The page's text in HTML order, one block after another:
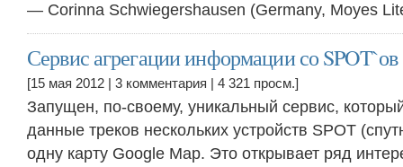
— Corinna Schwiegershausen (Germany, Moyes
Сервис агрегации информации со SPOT`ов
[15 мая 2012 | 3 комментария | 4 321 просм.]
Запущен, по-своему, уникальный сервис,
данные треков нескольких устройств SPOT
одну карту Google Map. Это открывает ряд